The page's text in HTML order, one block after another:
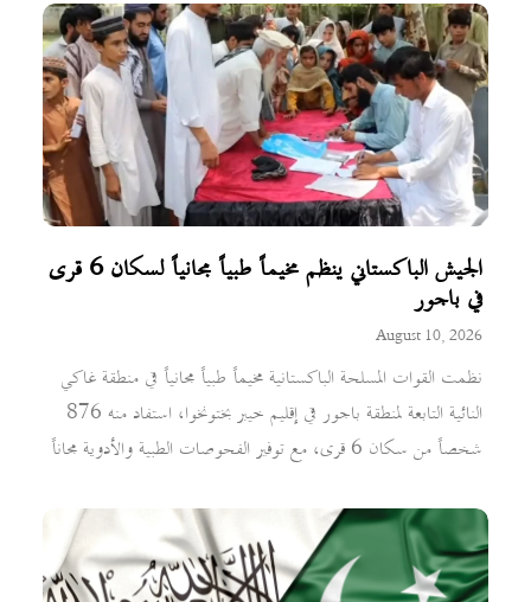
الجيش الباكستاني ينظم مخيماً طبياً مجانياً لسكان 6 قرى
في باجور
August 10, 2026
نظمت القوات المسلحة الباكستانية مخيماً طبياً مجانياً في منطقة غاكي
النائية التابعة لمنطقة باجور في إقليم خيبر بختونخوا، استفاد منه 876
شخصاً من سكان 6 قرى، مع توفير الفحوصات الطبية والأدوية مجاناً